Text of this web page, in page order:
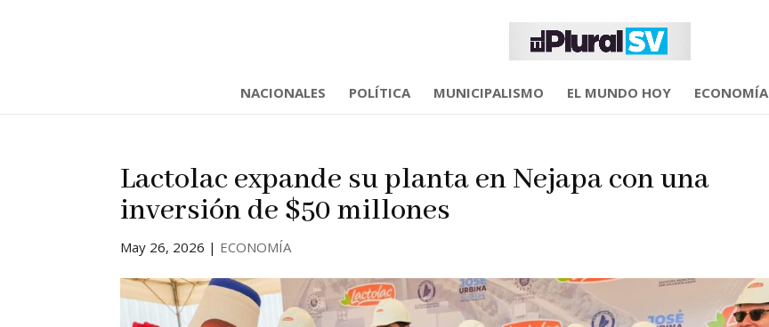
NACIONALES POLÍTICA MUNICIPALISMO EL MUNDO HOY ECONOMÍA
Lactolac expande su planta en Nejapa con una
inversión de $50 millones
May 26, 2026 | ECONOMÍA